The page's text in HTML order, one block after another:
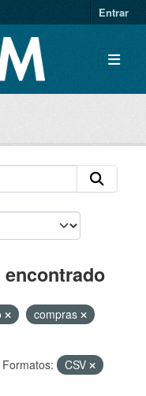
Entrar
compras
Formatos:
CSV